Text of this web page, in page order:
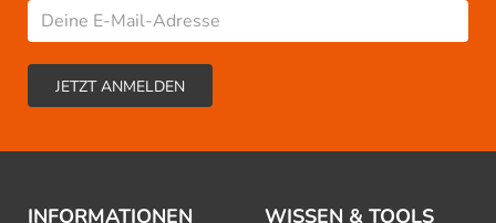
INFORMATIONEN WISSEN & TOOLS